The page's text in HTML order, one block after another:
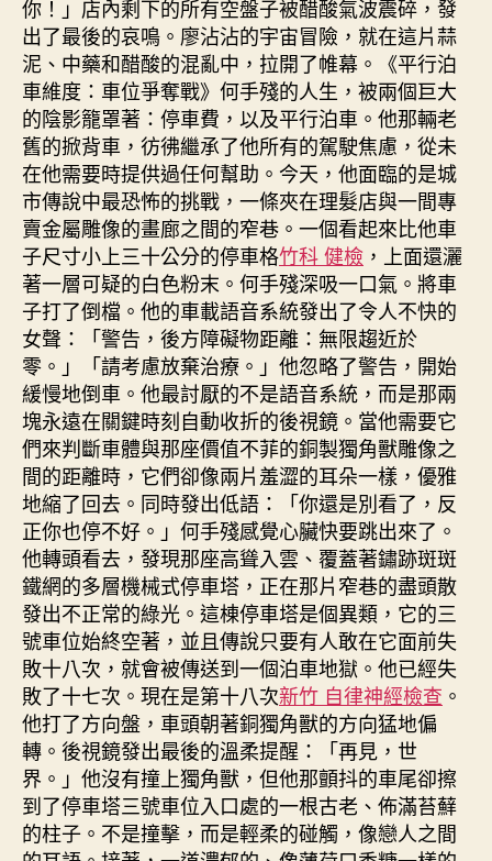
你！」店內剩下的所有空盤子被醋酸氣波震碎，發
出了最後的哀鳴。廖沾沾的宇宙冒險，就在這片蒜
泥、中藥和醋酸的混亂中，拉開了帷幕。《平行泊
車維度：車位爭奪戰》何手殘的人生，被兩個巨大
的陰影籠罩著：停車費，以及平行泊車。他那輛老
舊的掀背車，彷彿繼承了他所有的駕駛焦慮，從未
在他需要時提供過任何幫助。今天，他面臨的是城
市傳說中最恐怖的挑戰，一條夾在理髮店與一間專
賣金屬雕像的畫廊之間的窄巷。一個看起來比他車
子尺寸小上三十公分的停車格竹科 健檢 ，上面還灑
著一層可疑的白色粉末。何手殘深吸一口氣。將車
子打了倒檔。他的車載語音系統發出了令人不快的
女聲：「警告，後方障礙物距離：無限趨近於
零。」「請考慮放棄治療。」他忽略了警告，開始
緩慢地倒車。他最討厭的不是語音系統，而是那兩
塊永遠在關鍵時刻自動收折的後視鏡。當他需要它
們來判斷車體與那座價值不菲的銅製獨角獸雕像之
間的距離時，它們卻像兩片羞澀的耳朵一樣，優雅
地縮了回去。同時發出低語：「你還是別看了，反
正你也停不好。」何手殘感覺心臟快要跳出來了。
他轉頭看去，發現那座高聳入雲、覆蓋著鏽跡斑斑
鐵網的多層機械式停車塔，正在那片窄巷的盡頭散
發出不正常的綠光。這棟停車塔是個異類，它的三
號車位始終空著，並且傳說只要有人敢在它面前失
敗十八次，就會被傳送到一個泊車地獄。他已經失
敗了十七次。現在是第十八次新竹 自律神經檢查 。
他打了方向盤，車頭朝著銅獨角獸的方向猛地偏
轉。後視鏡發出最後的溫柔提醒：「再見，世
界。」他沒有撞上獨角獸，但他那顫抖的車尾卻擦
到了停車塔三號車位入口處的一根古老、佈滿苔蘚
的柱子。不是撞擊，而是輕柔的碰觸，像戀人之間